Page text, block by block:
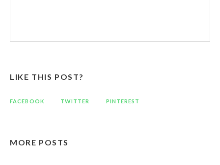
LIKE THIS POST?
FACEBOOK TWITTER PINTEREST
MORE POSTS